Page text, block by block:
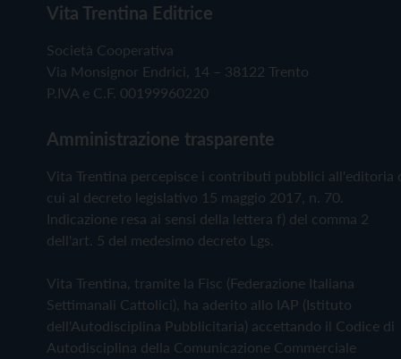
Vita Trentina Editrice
Società Cooperativa
Via Monsignor Endrici, 14 – 38122 Trento
P.IVA e C.F. 00199960220
Amministrazione trasparente
Vita Trentina percepisce i contributi pubblici all'editoria
cui al decreto legislativo 15 maggio 2017, n. 70.
Indicazione resa ai sensi della lettera f) del comma 2
dell'art. 5 del medesimo decreto Lgs.
Vita Trentina, tramite la Fisc (Federazione Italiana
Settimanali Cattolici), ha aderito allo IAP (Istituto
dell'Autodisciplina Pubblicitaria) accettando il Codice di
Autodisciplina della Comunicazione Commerciale